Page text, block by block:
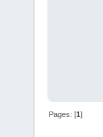
Pages: [1]